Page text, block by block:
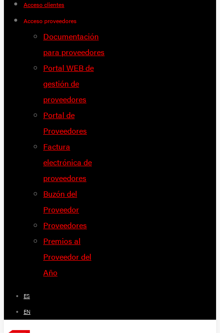
Acceso clientes
Acceso proveedores
Documentación
para proveedores
Portal WEB de
gestión de
proveedores
Portal de
Proveedores
Factura
electrónica de
proveedores
Buzón del
Proveedor
Proveedores
Premios al
Proveedor del
Año
ES
EN